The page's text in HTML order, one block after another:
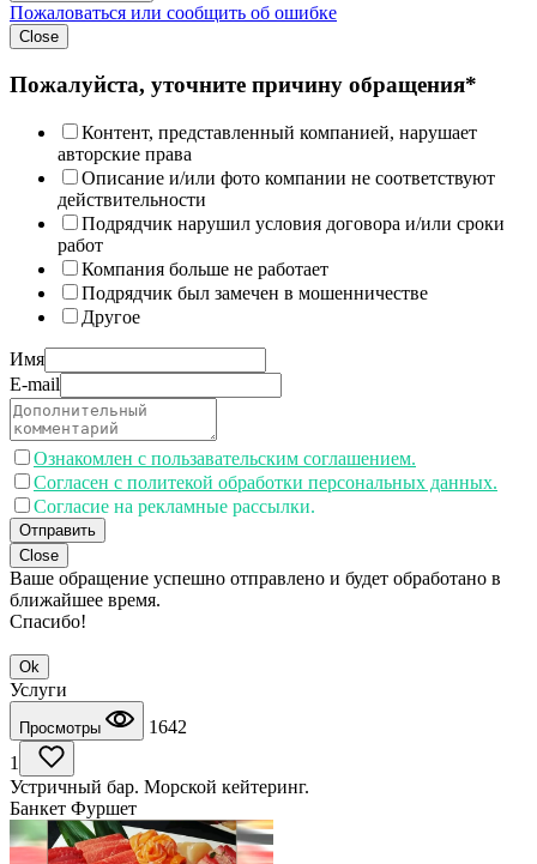
Пожаловаться или сообщить об ошибке
Close
Пожалуйста, уточните причину обращения*
Контент, представленный компанией, нарушает
авторские права
Описание и/или фото компании не соответствуют
действительности
Подрядчик нарушил условия договора и/или сроки
работ
Компания больше не работает
Подрядчик был замечен в мошенничестве
Другое
Имя
E-mail
Ознакомлен с пользавательским соглашением.
Согласен с политекой обработки персональных данных.
Согласие на рекламные рассылки.
Отправить
Close
Ваше обращение успешно отправлено и будет обработано в
ближайшее время.
Спасибо!
Ok
Услуги
Просмотры
1642
1
Устричный бар. Морской кейтеринг.
Банкет Фуршет